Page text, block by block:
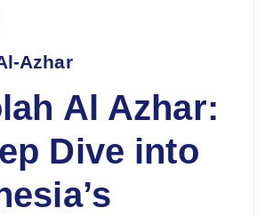
Azhar
Al Azhar:
Dive into